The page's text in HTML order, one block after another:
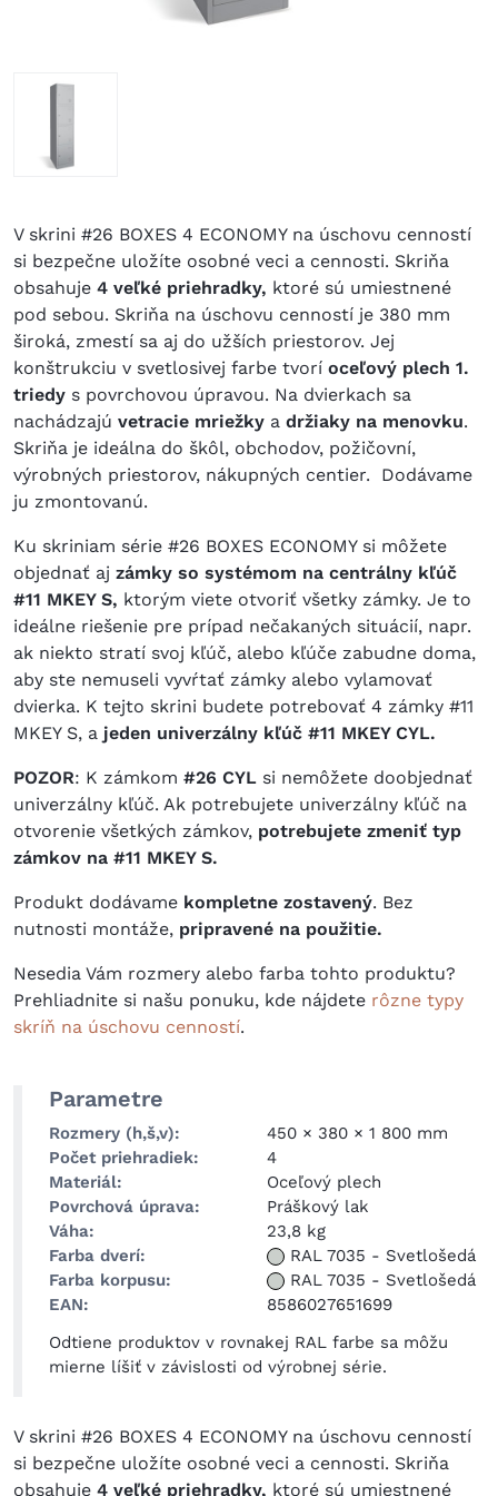
V skrini #26 BOXES 4 ECONOMY na úschovu cenností
si bezpečne uložíte osobné veci a cennosti. Skriňa
obsahuje 4 veľké priehradky, ktoré sú umiestnené
pod sebou. Skriňa na úschovu cenností je 380 mm
široká, zmestí sa aj do užších priestorov. Jej
konštrukciu v svetlosivej farbe tvorí oceľový plech 1.
triedy s povrchovou úpravou. Na dvierkach sa
nachádzajú vetracie mriežky a držiaky na menovku.
Skriňa je ideálna do škôl, obchodov, požičovní,
výrobných priestorov, nákupných centier. Dodávame
ju zmontovanú.
Ku skriniam série #26 BOXES ECONOMY si môžete
objednať aj zámky so systémom na centrálny kľúč
#11 MKEY S, ktorým viete otvoriť všetky zámky. Je to
ideálne riešenie pre prípad nečakaných situácií, napr.
ak niekto stratí svoj kľúč, alebo kľúče zabudne doma,
aby ste nemuseli vyvŕtať zámky alebo vylamovať
dvierka. K tejto skrini budete potrebovať 4 zámky #11
MKEY S, a jeden univerzálny kľúč #11 MKEY CYL.
POZOR: K zámkom #26 CYL si nemôžete doobjednať
univerzálny kľúč. Ak potrebujete univerzálny kľúč na
otvorenie všetkých zámkov, potrebujete zmeniť typ
zámkov na #11 MKEY S.
Produkt dodávame kompletne zostavený. Bez
nutnosti montáže, pripravené na použitie.
Nesedia Vám rozmery alebo farba tohto produktu?
Prehliadnite si našu ponuku, kde nájdete rôzne typy
skríň na úschovu cenností.
Parametre
Rozmery (h,š,v)
450 × 380 × 1 800 mm
Počet priehradiek
4
Materiál
Oceľový plech
Povrchová úprava
Práškový lak
Váha
23,8 kg
Farba dverí
RAL 7035 - Svetlošedá
Farba korpusu
RAL 7035 - Svetlošedá
EAN
8586027651699
Odtiene produktov v rovnakej RAL farbe sa môžu
mierne líšiť v závislosti od výrobnej série.
V skrini #26 BOXES 4 ECONOMY na úschovu cenností
si bezpečne uložíte osobné veci a cennosti. Skriňa
obsahuje 4 veľké priehradky, ktoré sú umiestnené